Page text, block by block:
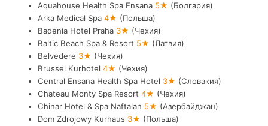
Aquahouse Health Spa Ensana 5★ (Болгария)
Arka Medical Spa 4★ (Польша)
Badenia Hotel Praha 3★ (Чехия)
Baltic Beach Spa & Resort 5★ (Латвия)
Belvedere 3★ (Чехия)
Brussel Kurhotel 4★ (Чехия)
Central Ensana Health Spa Hotel 3★ (Словакия)
Chateau Monty Spa Resort 4★ (Чехия)
Chinar Hotel & Spa Naftalan 5★ (Азербайджан)
Dom Zdrojowy Kurhaus 3★ (Польша)